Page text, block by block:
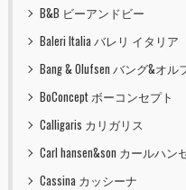
B&B ビーアンドビー
Baleri Italia バレリ イタリア
Bang & Olufsen バング&オル
BoConcept ボーコンセプト
Calligaris カリガリス
Carl hansen&son カールハン
Cassina カッシーナ